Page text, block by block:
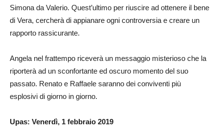
Simona da Valerio. Quest’ultimo per riuscire ad ottenere il bene
di Vera, cercherà di appianare ogni controversia e creare un
rapporto rassicurante.
Angela nel frattempo riceverà un messaggio misterioso che la
riporterà ad un sconfortante ed oscuro momento del suo
passato. Renato e Raffaele saranno dei conviventi più
esplosivi di giorno in giorno.
Upas: Venerdì, 1 febbraio 2019